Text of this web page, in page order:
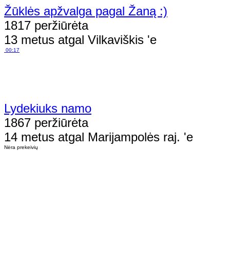
Žūklės apžvalga pagal Žaną :)
1817 peržiūrėta
13 metus atgal Vilkaviškis 'e
00:17
Lydekiuks namo
1867 peržiūrėta
14 metus atgal Marijampolės raj. 'e
Nėra prekeivių